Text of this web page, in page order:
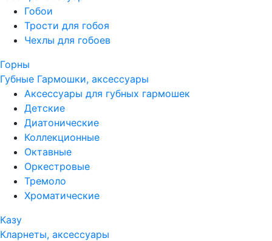
Гобои
Трости для гобоя
Чехлы для гобоев
Горны
Губные Гармошки, аксессуары
Аксессуары для губных гармошек
Детские
Диатонические
Коллекционные
Октавные
Оркестровые
Тремоло
Хроматические
Казу
Кларнеты, аксессуары